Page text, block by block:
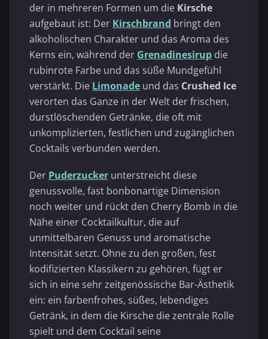
der in mehreren Formen um die Kirsche
aufgebaut ist: Der Kirschbrand bringt den
alkoholischen Charakter und das Aroma des
Kerns ein, während der Grenadinesirup die
rubinrote Farbe und das süße Mundgefühl
verstärkt. Die Limonade und das Crushed Ice
verorten das Ganze in der Welt der frischen,
durstlöschenden Getränke, die oft mit
unkomplizierten, festlichen und zugänglichen
Cocktails verbunden werden.
Der Puderzucker unterstreicht diese
genussvolle, fast bonbonartige Dimension
noch weiter und rückt den Cherry Bomb in die
Nähe einer Cocktailkultur, die auf
unmittelbaren Genuss und aromatische
Intensität setzt. Ohne zu den großen, fest
kodifizierten Klassikern zu gehören, fügt er
sich in eine sehr zeitgenössische Bar-Ästhetik
ein: ein farbenfrohes, süßes, lebendiges
Getränk, in dem die Kirsche die zentrale Rolle
spielt und dem Cocktail seine